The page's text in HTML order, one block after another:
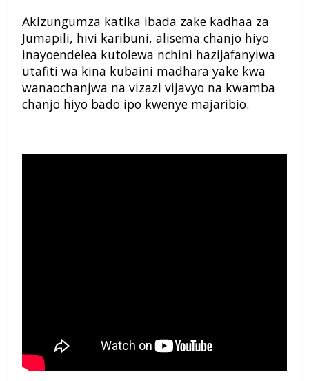
Akizungumza katika ibada zake kadhaa za
Jumapili, hivi karibuni, alisema chanjo hiyo
inayoendelea kutolewa nchini hazijafanyiwa
utafiti wa kina kubaini madhara yake kwa
wanaochanjwa na vizazi vijavyo na kwamba
chanjo hiyo bado ipo kwenye majaribio.